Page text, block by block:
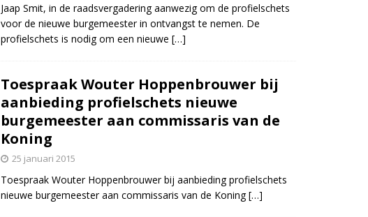
Jaap Smit, in de raadsvergadering aanwezig om de profielschets
voor de nieuwe burgemeester in ontvangst te nemen. De
profielschets is nodig om een nieuwe […]
Toespraak Wouter Hoppenbrouwer bij
aanbieding profielschets nieuwe
burgemeester aan commissaris van de
Koning
25 januari 2015
Toespraak Wouter Hoppenbrouwer bij aanbieding profielschets
nieuwe burgemeester aan commissaris van de Koning[…]